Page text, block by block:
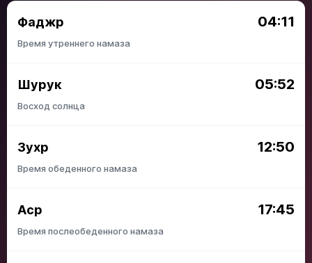
Фаджр 04:11
Время утреннего намаза
Шурук 05:52
Восход солнца
Зухр 12:50
Время обеденного намаза
Аср 17:45
Время послеобеденного намаза